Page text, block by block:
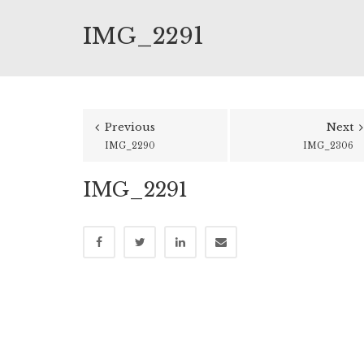
IMG_2291
Previous
IMG_2290
Next
IMG_2306
IMG_2291